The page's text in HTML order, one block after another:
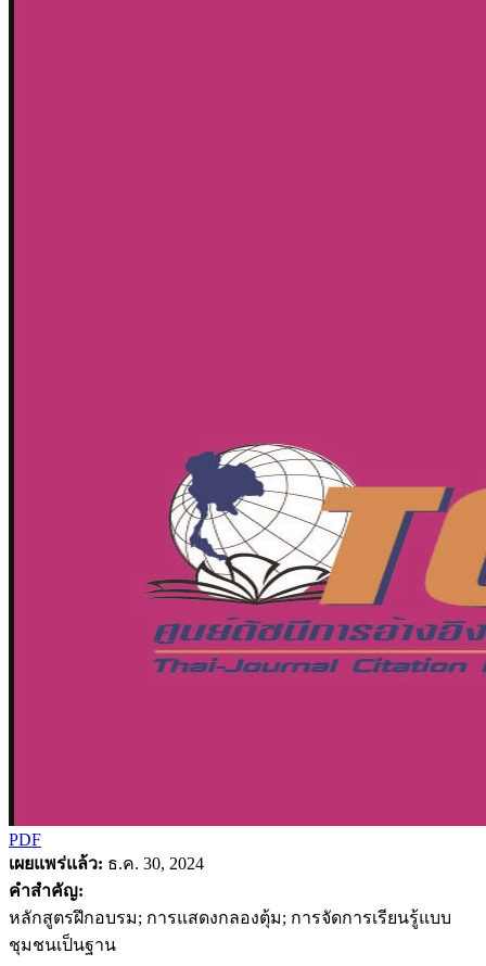
PDF
เผยแพร่แล้ว: ธ.ค. 30, 2024
คำสำคัญ:
หลักสูตรฝึกอบรม; การแสดงกลองตุ้ม; การจัดการเรียนรู้แบบ
ชุมชนเป็นฐาน